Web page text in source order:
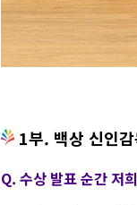
1부. 백상 신인감
Q. 수상 발표 순간 저